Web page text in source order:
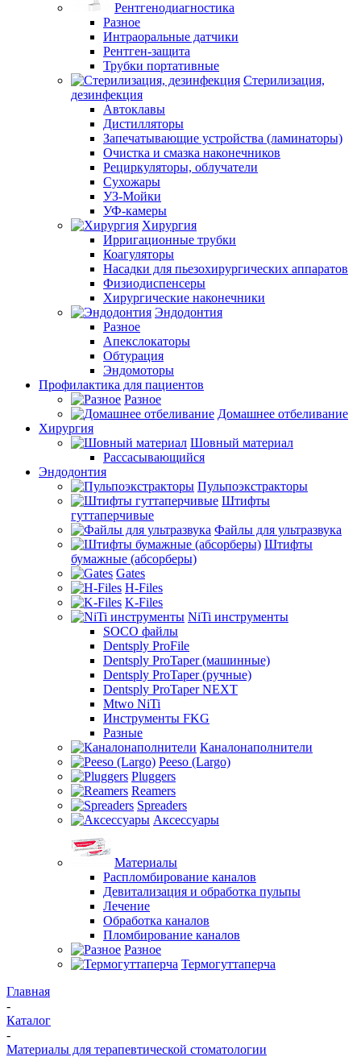
Рентгенодиагностика
Разное
Интраоральные датчики
Рентген-защита
Трубки портативные
Стерилизация,
дезинфекция
Автоклавы
Дистилляторы
Запечатывающие устройства (ламинаторы)
Очистка и смазка наконечников
Рециркуляторы, облучатели
Сухожары
УЗ-Мойки
УФ-камеры
Хирургия
Ирригационные трубки
Коагуляторы
Насадки для пьезохирургических аппаратов
Физиодиспенсеры
Хирургические наконечники
Эндодонтия
Разное
Апекслокаторы
Обтурация
Эндомоторы
Профилактика для пациентов
Разное
Домашнее отбеливание
Хирургия
Шовный материал
Рассасывающийся
Эндодонтия
Пульпоэкстракторы
Штифты
гуттаперчивые
Файлы для ультразвука
Штифты
бумажные (абсорберы)
Gates
H-Files
K-Files
NiTi инструменты
SOCO файлы
Dentsply ProFile
Dentsply ProTaper (машинные)
Dentsply ProTaper (ручные)
Dentsply ProTaper NEXT
Mtwo NiTi
Инструменты FKG
Разные
Каналонаполнители
Peeso (Largo)
Pluggers
Reamers
Spreaders
Аксессуары
Материалы
Распломбирование каналов
Девитализация и обработка пульпы
Лечение
Обработка каналов
Пломбирование каналов
Разное
Термогуттаперча
Главная
-
Каталог
-
Материалы для терапевтической стоматологии